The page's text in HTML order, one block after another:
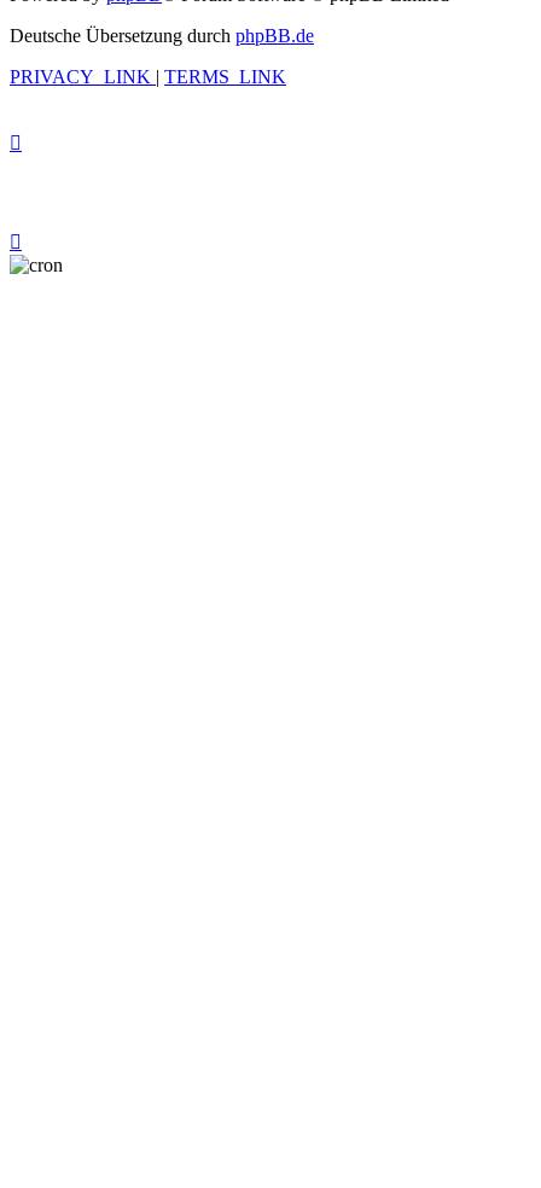
Deutsche Übersetzung durch phpBB.de
PRIVACY_LINK | TERMS_LINK